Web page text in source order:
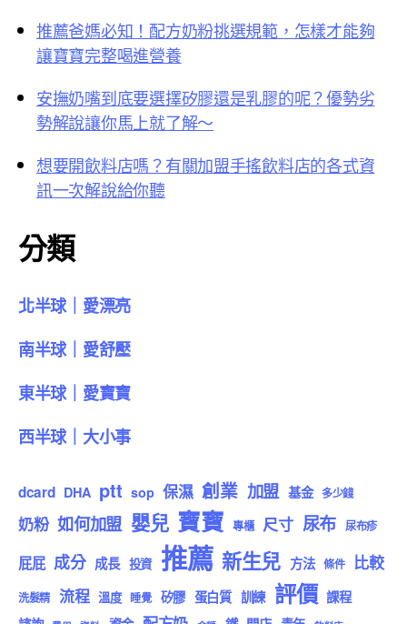
推薦爸媽必知！配方奶粉挑選規範，怎樣才能夠
讓寶寶完整喝進營養
安撫奶嘴到底要選擇矽膠還是乳膠的呢？優勢劣
勢解說讓你馬上就了解～
想要開飲料店嗎？有關加盟手搖飲料店的各式資
訊一次解說給你聽
分類
北半球｜愛漂亮
南半球｜愛舒壓
東半球｜愛寶寶
西半球｜大小事
dcard DHA ptt sop 保濕 創業 加盟 基金 多少錢
奶粉 如何加盟 嬰兒 寶寶 專櫃 尺寸 尿布 尿布疹
屁屁 成分 成長 投資 推薦 新生兒 方法 條件 比較
洗髮精 流程 溫度 睡覺 矽膠 蛋白質 訓練 評價 課程